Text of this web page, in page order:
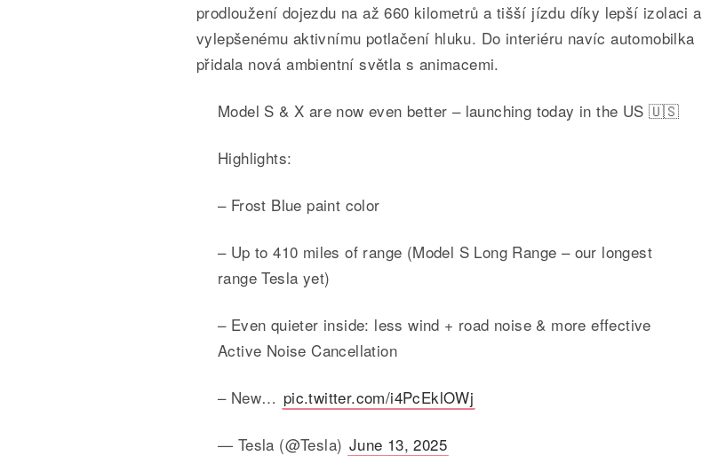
prodloužení dojezdu na až 660 kilometrů a tišší jízdu díky lepší izolaci a
vylepšenému aktivnímu potlačení hluku. Do interiéru navíc automobilka
přidala nová ambientní světla s animacemi.
Model S & X are now even better – launching today in the US 🇺🇸
Highlights:
– Frost Blue paint color
– Up to 410 miles of range (Model S Long Range – our longest
range Tesla yet)
– Even quieter inside: less wind + road noise & more effective
Active Noise Cancellation
– New… pic.twitter.com/i4PcEklOWj
— Tesla (@Tesla) June 13, 2025